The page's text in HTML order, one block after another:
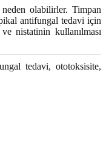
olabilirler. Timpan
antifungal tedavi için
nistatinin kullanılması
tedavi, ototoksisite,